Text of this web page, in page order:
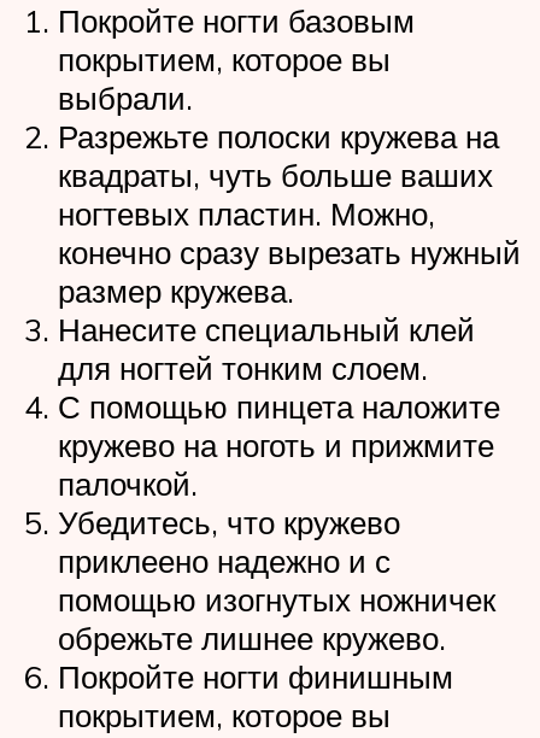
Покройте ногти базовым
покрытием, которое вы
выбрали.
Разрежьте полоски кружева на
квадраты, чуть больше ваших
ногтевых пластин. Можно,
конечно сразу вырезать нужный
размер кружева.
Нанесите специальный клей
для ногтей тонким слоем.
С помощью пинцета наложите
кружево на ноготь и прижмите
палочкой.
Убедитесь, что кружево
приклеено надежно и с
помощью изогнутых ножничек
обрежьте лишнее кружево.
Покройте ногти финишным
покрытием, которое вы